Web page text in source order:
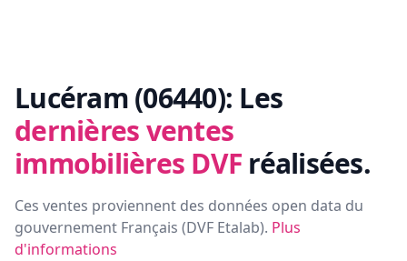
Lucéram (06440): Les
dernières ventes
immobilières DVF réalisées.
Ces ventes proviennent des données open data du
gouvernement Français (DVF Etalab). Plus
d'informations